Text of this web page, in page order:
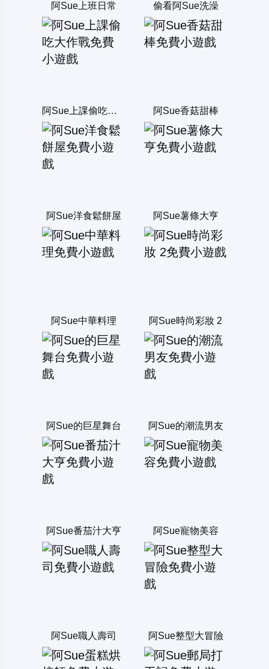
阿Sue上班日常 偷看阿Sue洗澡
阿Sue上課偷吃大作戰 阿Sue香菇甜棒
阿Sue洋食鬆餅屋 阿Sue薯條大亨
阿Sue中華料理 阿Sue時尚彩妝 2
阿Sue的巨星舞台 阿Sue的潮流男友
阿Sue番茄汁大亨 阿Sue寵物美容
阿Sue職人壽司 阿Sue整型大冒險